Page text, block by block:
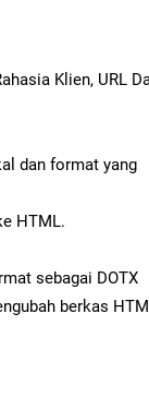
Klien, URL
dan format yang
HTML.
sebagai DOTX
berkas